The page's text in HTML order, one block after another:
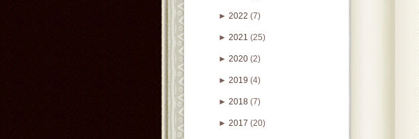
► 2022 (7)
► 2021 (25)
► 2020 (2)
► 2019 (4)
► 2018 (7)
► 2017 (20)